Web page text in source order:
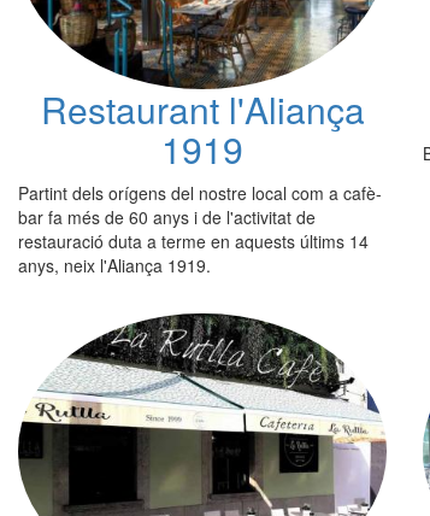
Restaurant l'Aliança
1919
Partint dels orígens del nostre local com a cafè-
bar fa més de 60 anys i de l'activitat de
restauració duta a terme en aquests últims 14
anys, neix l'Aliança 1919.